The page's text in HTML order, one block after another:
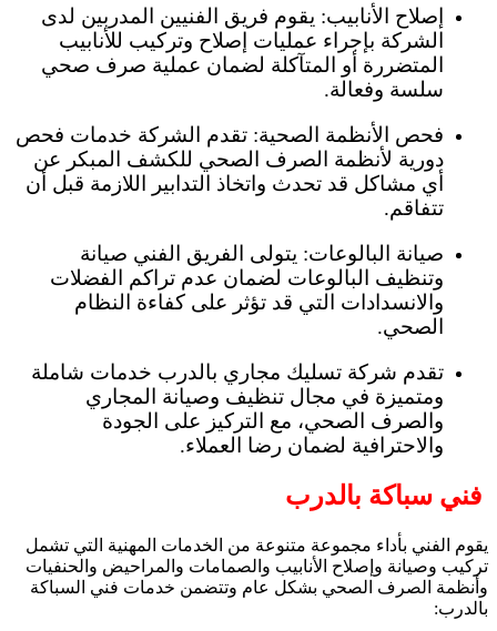
إصلاح الأنابيب: يقوم فريق الفنيين المدربين لدى
الشركة بإجراء عمليات إصلاح وتركيب للأنابيب
المتضررة أو المتآكلة لضمان عملية صرف صحي
سلسة وفعالة.
فحص الأنظمة الصحية: تقدم الشركة خدمات فحص
دورية لأنظمة الصرف الصحي للكشف المبكر عن
أي مشاكل قد تحدث واتخاذ التدابير اللازمة قبل أن
تتفاقم.
صيانة البالوعات: يتولى الفريق الفني صيانة
وتنظيف البالوعات لضمان عدم تراكم الفضلات
والانسدادات التي قد تؤثر على كفاءة النظام
الصحي.
تقدم شركة تسليك مجاري بالدرب خدمات شاملة
ومتميزة في مجال تنظيف وصيانة المجاري
والصرف الصحي، مع التركيز على الجودة
والاحترافية لضمان رضا العملاء.
فني سباكة بالدرب
يقوم الفني بأداء مجموعة متنوعة من الخدمات المهنية التي تشمل
تركيب وصيانة وإصلاح الأنابيب والصمامات والمراحيض والحنفيات
وأنظمة الصرف الصحي بشكل عام وتتضمن خدمات فني السباكة
بالدرب: